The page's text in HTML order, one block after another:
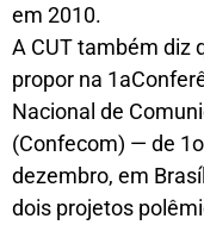
em 2010.
A CUT também diz
propor na
Nacional de
(Confecom) — de
dezembro, em
dois projetos